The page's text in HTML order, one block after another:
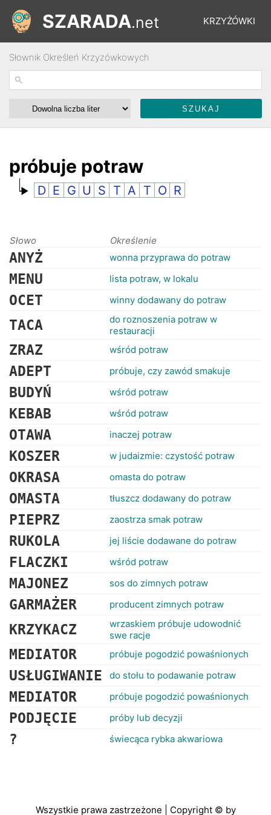
KRZYŻÓWKI
ŁAMIGŁÓWKI
SZARADA.net
Słownik Określeń Krzyżówkowych
próbuje potraw
D E G U S T A T O R
Słowo Określenie
ANYŻ wonna przyprawa do potraw
MENU lista potraw, w lokalu
OCET winny dodawany do potraw
TACA
do roznoszenia potraw w
restauracji
ZRAZ wśród potraw
ADEPT próbuje, czy zawód smakuje
BUDYŃ wśród potraw
KEBAB wśród potraw
OTAWA inaczej potraw
KOSZER w judaizmie: czystość potraw
OKRASA omasta do potraw
OMASTA tłuszcz dodawany do potraw
PIEPRZ zaostrza smak potraw
RUKOLA jej liście dodawane do potraw
FLACZKI wśród potraw
MAJONEZ sos do zimnych potraw
GARMAŻER producent zimnych potraw
KRZYKACZ
wrzaskiem próbuje udowodnić
swe racje
MEDIATOR próbuje pogodzić powaśnionych
USŁUGIWANIE do stołu to podawanie potraw
MEDIATOR próbuje pogodzić powaśnionych
PODJĘCIE próby lub decyzji
? świecąca rybka akwariowa
Wszystkie prawa zastrzeżone | Copyright © by